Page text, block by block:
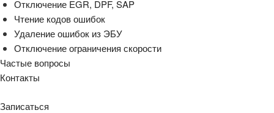
Отключение EGR, DPF, SAP
Чтение кодов ошибок
Удаление ошибок из ЭБУ
Отключение ограничения скорости
Частые вопросы
Контакты
Записаться